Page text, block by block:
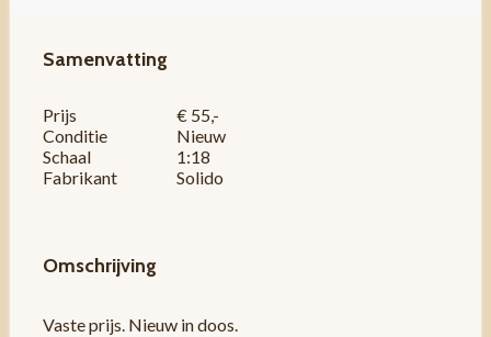
Samenvatting
Prijs
€ 55,-
Conditie
Nieuw
Schaal
1:18
Fabrikant
Solido
Omschrijving
Vaste prijs. Nieuw in doos.